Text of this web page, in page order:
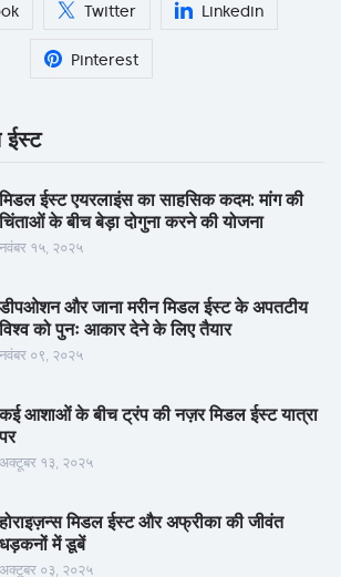
Twitter Linkedin
Pinterest
मिडल ईस्ट एयरलाइंस का साहसिक कदम: मांग की
चिंताओं के बीच बेड़ा दोगुना करने की योजना
नवंबर १५, २०२५
डीपओशन और जाना मरीन मिडल ईस्ट के अपतटीय
विश्व को पुनः आकार देने के लिए तैयार
नवंबर ०९, २०२५
कई आशाओं के बीच ट्रंप की नज़र मिडल ईस्ट यात्रा
पर
अक्टूबर १३, २०२५
होराइज़न्स मिडल ईस्ट और अफ्रीका की जीवंत
धड़कनों में डूबें
अक्टूबर ०३, २०२५